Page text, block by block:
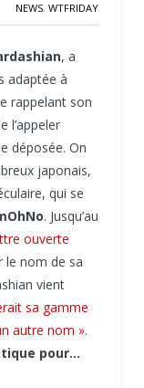
NEWS, WTFRIDAY
, a
adaptée à
rappelant son
l’appeler
déposée. On
japonais,
qui se
. Jusqu’au
ouverte
le nom de sa
vient
sa gamme
autre nom ».
pour…